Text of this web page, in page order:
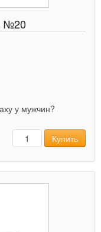
№20
у мужчин?
КоличествоКупить